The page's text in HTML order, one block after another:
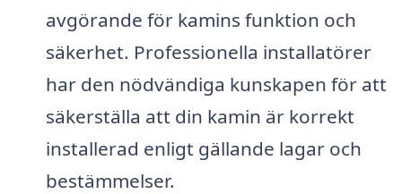
avgörande för kamins funktion och
säkerhet. Professionella installatörer
har den nödvändiga kunskapen för att
säkerställa att din kamin är korrekt
installerad enligt gällande lagar och
bestämmelser.